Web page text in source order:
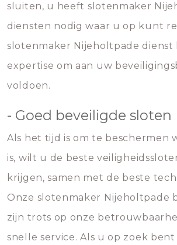
sluiten, u heeft slotenmaker
diensten nodig waar u op kunt
slotenmaker Nijeholtpade dienst
expertise om aan uw
voldoen.
- Goed beveiligde sloten
Als het tijd is om te beschermen
is, wilt u de beste
krijgen, samen met de beste
Onze slotenmaker Nijeholtpade
zijn trots op onze
snelle service. Als u op zoek bent